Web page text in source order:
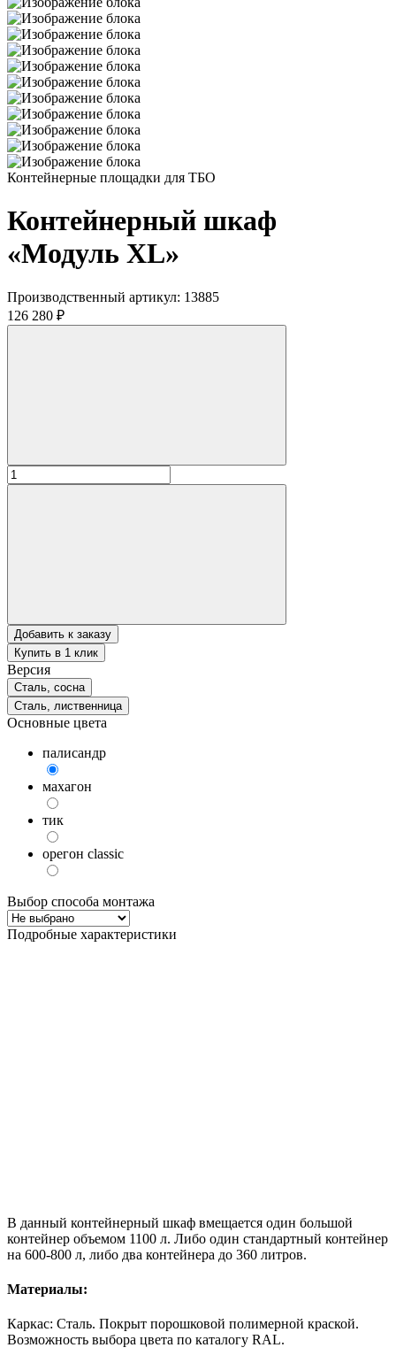
Контейнерные площадки для ТБО
Контейнерный шкаф
«Модуль XL»
Производственный артикул: 13885
126 280 ₽
Добавить к заказу
Купить в 1 клик
Версия
Сталь, сосна
Сталь, лиственница
Основные цвета
палисандр
махагон
тик
орегон classic
Выбор способа монтажа
Подробные характеристики
В данный контейнерный шкаф вмещается один большой
контейнер объемом 1100 л. Либо один стандартный контейнер
на 600-800 л, либо два контейнера до 360 литров.
Материалы:
Каркас: Cталь. Покрыт порошковой полимерной краской.
Возможность выбора цвета по каталогу RAL.